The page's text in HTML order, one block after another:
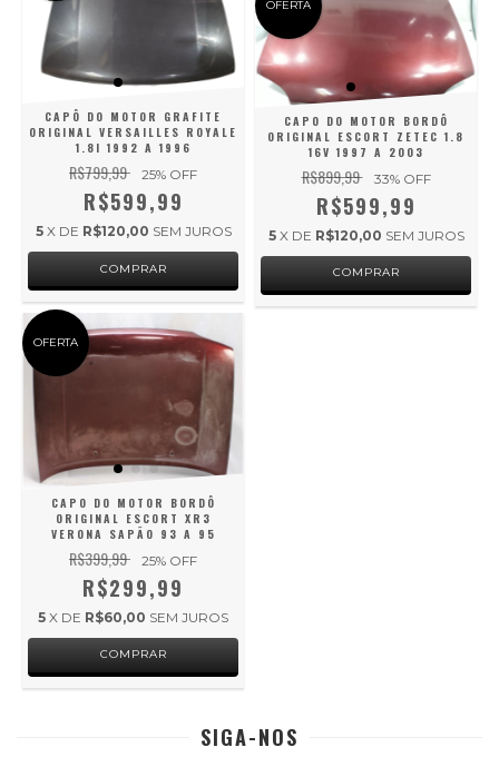
CAPÔ DO MOTOR GRAFITE
ORIGINAL VERSAILLES ROYALE
1.8I 1992 A 1996
R$799,99 25% OFF
R$599,99
5 X DE R$120,00 SEM JUROS
OFERTA
CAPO DO MOTOR BORDÔ
ORIGINAL ESCORT ZETEC 1.8
16V 1997 A 2003
R$899,99 33% OFF
R$599,99
5 X DE R$120,00 SEM JUROS
COMPRAR
OFERTA
CAPO DO MOTOR BORDÔ
ORIGINAL ESCORT XR3
VERONA SAPÃO 93 A 95
R$399,99 25% OFF
R$299,99
5 X DE R$60,00 SEM JUROS
COMPRAR
SIGA-NOS